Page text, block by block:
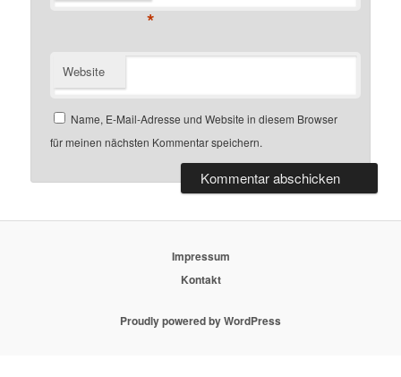
*
Website
Name, E-Mail-Adresse und Website in diesem Browser
für meinen nächsten Kommentar speichern.
Impressum
Kontakt
Proudly powered by WordPress